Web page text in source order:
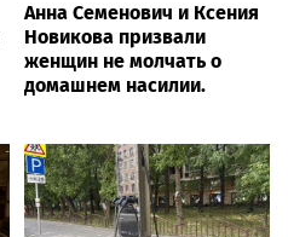
Анна Семенович и Ксения
Новикова призвали
женщин не молчать о
домашнем насилии.